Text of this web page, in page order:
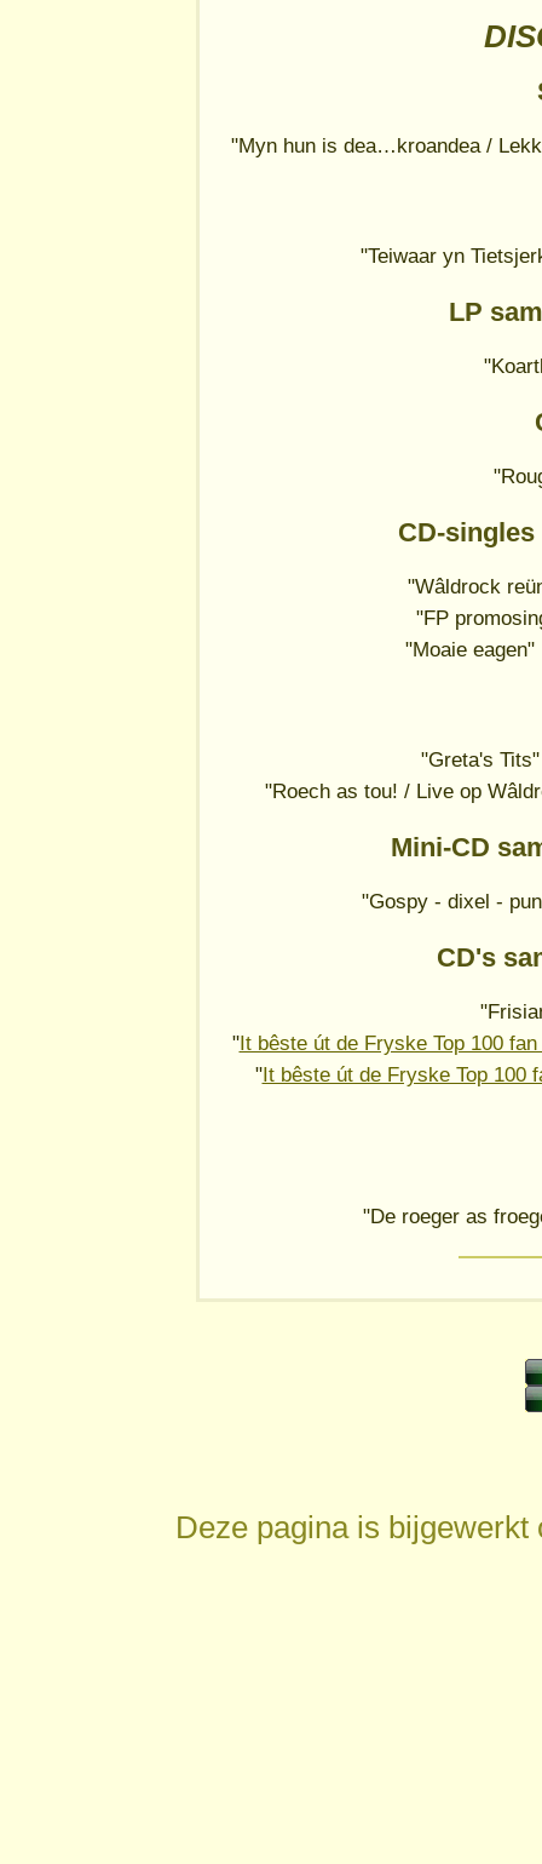
"Myn hun is dea…kroandea /
"Teiwaar yn
LP
CD-
"Wâldrock
"FP
"Moaie
"Greta's
"Roech as tou! / Live op
Mini-CD
"Gospy - dixel -
CD's
"It bêste út de Fryske Top 100
"It bêste út de Fryske Top 100
"De roeger as
Deze pagina is